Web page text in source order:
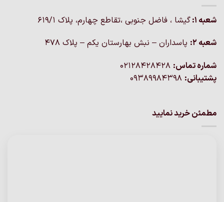
شعبه 1:
گيشا ، فاضل جنوبی ،تقاطع چهارم، پلاک 619/1
شعبه 2:
پاسداران – نبش بهارستان یکم – پلاک ۴۷۸
شماره تماس:
پشتیبانی:
مطمئن خرید نمایید